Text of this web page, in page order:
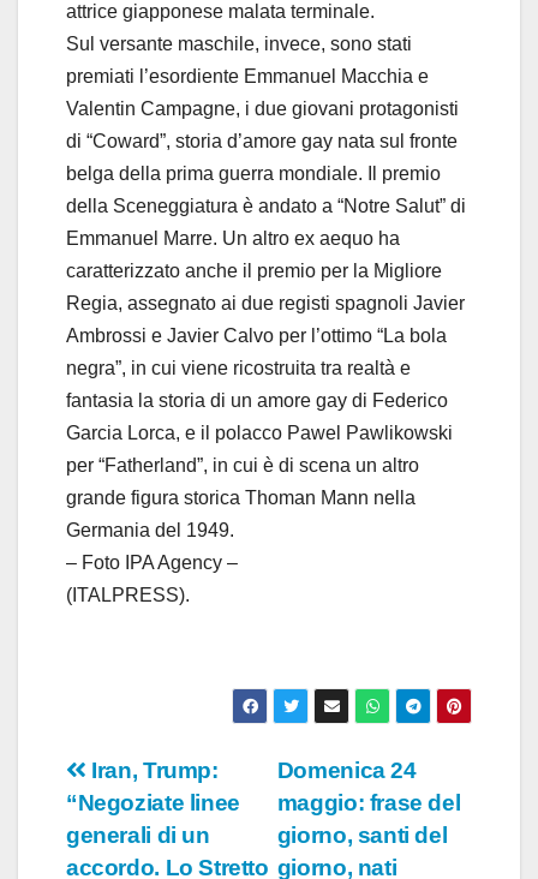
attrice giapponese malata terminale.
Sul versante maschile, invece, sono stati
premiati l’esordiente Emmanuel Macchia e
Valentin Campagne, i due giovani protagonisti
di “Coward”, storia d’amore gay nata sul fronte
belga della prima guerra mondiale. Il premio
della Sceneggiatura è andato a “Notre Salut” di
Emmanuel Marre. Un altro ex aequo ha
caratterizzato anche il premio per la Migliore
Regia, assegnato ai due registi spagnoli Javier
Ambrossi e Javier Calvo per l’ottimo “La bola
negra”, in cui viene ricostruita tra realtà e
fantasia la storia di un amore gay di Federico
Garcia Lorca, e il polacco Pawel Pawlikowski
per “Fatherland”, in cui è di scena un altro
grande figura storica Thoman Mann nella
Germania del 1949.
– Foto IPA Agency –
(ITALPRESS).
Navigazione
articoli
Domenica 24
maggio: frase del
giorno, santi del
giorno, nati
Iran, Trump:
“Negoziate linee
generali di un
accordo. Lo Stretto